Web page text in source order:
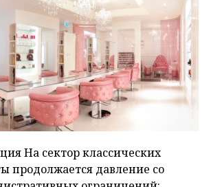
На сектор классических
продолжается давление со